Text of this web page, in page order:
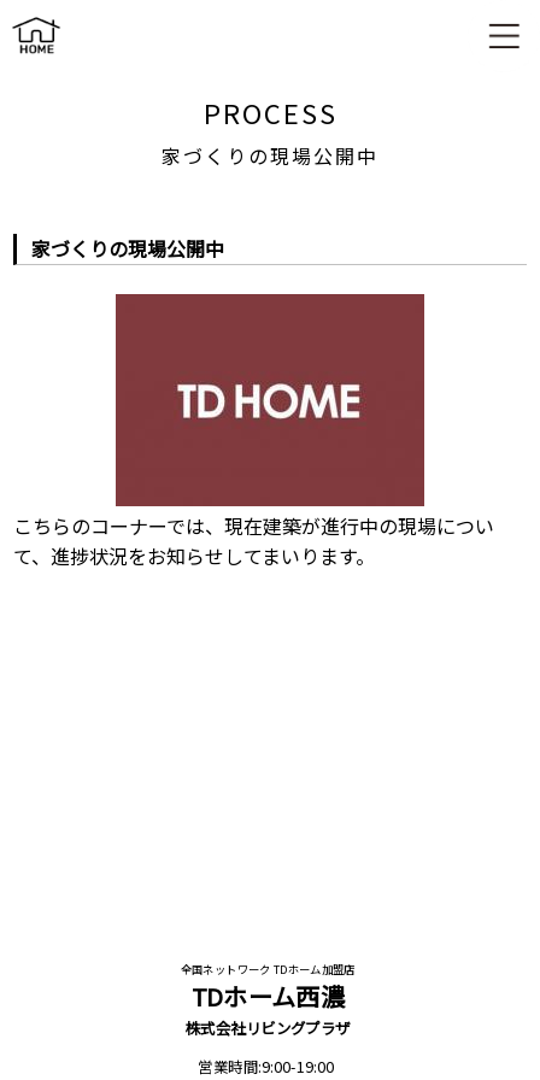
家づくりの現場公開中
PROCESS
家づくりの現場公開中
家づくりの現場公開中
こちらのコーナーでは、現在建築が進行中の現場につい
て、進捗状況をお知らせしてまいります。
全国ネットワーク TDホーム加盟店
TDホーム西濃
株式会社リビングプラザ
営業時間:9:00-19:00